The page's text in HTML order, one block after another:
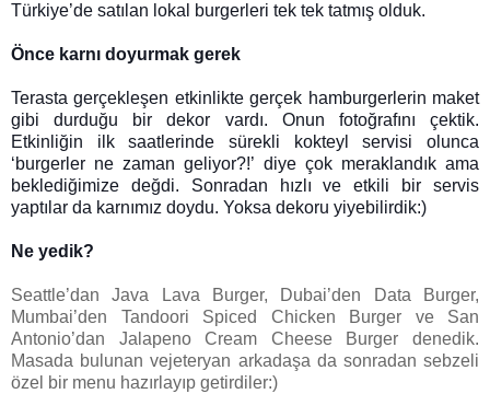
Türkiye’de satılan lokal burgerleri tek tek tatmış olduk.
Önce karnı doyurmak gerek
Terasta gerçekleşen etkinlikte gerçek hamburgerlerin maket
gibi durduğu bir dekor vardı. Onun fotoğrafını çektik.
Etkinliğin ilk saatlerinde sürekli kokteyl servisi olunca
‘burgerler ne zaman geliyor?!’ diye çok meraklandık ama
beklediğimize değdi. Sonradan hızlı ve etkili bir servis
yaptılar da karnımız doydu. Yoksa dekoru yiyebilirdik:)
Ne yedik?
Seattle’dan Java Lava Burger, Dubai’den Data Burger,
Mumbai’den Tandoori Spiced Chicken Burger ve San
Antonio’dan Jalapeno Cream Cheese Burger denedik.
Masada bulunan vejeteryan arkadaşa da sonradan sebzeli
özel bir menu hazırlayıp getirdiler:)